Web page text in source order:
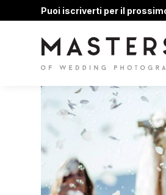
Puoi iscriverti per il